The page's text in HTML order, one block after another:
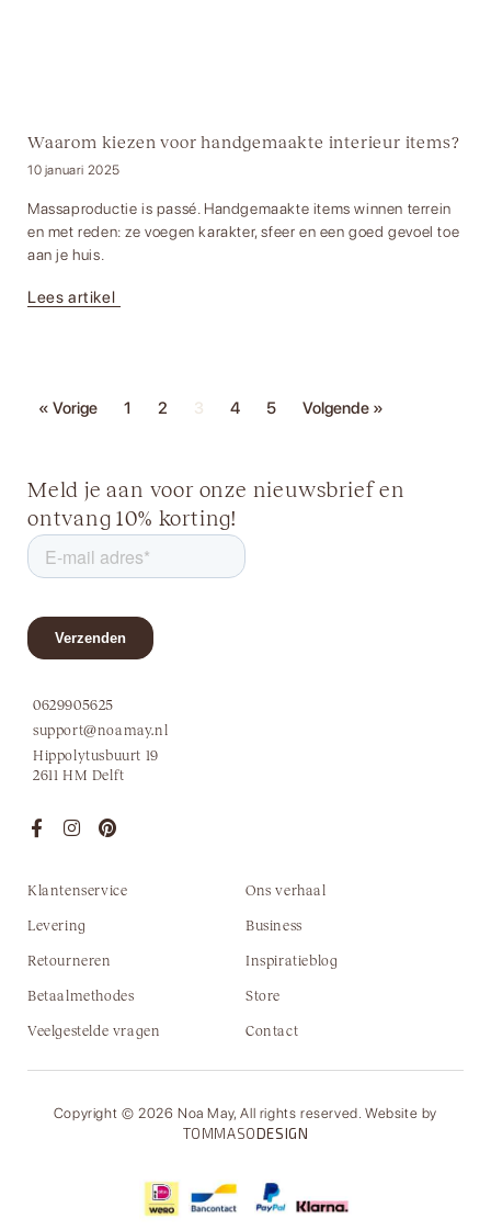
Waarom kiezen voor handgemaakte interieur items?
10 januari 2025
Massaproductie is passé. Handgemaakte items winnen terrein
en met reden: ze voegen karakter, sfeer en een goed gevoel toe
aan je huis.
Lees artikel
« Vorige 1 2 3 4 5 Volgende »
Meld je aan voor onze nieuwsbrief en
ontvang 10% korting!
0629905625
support@noamay.nl
Hippolytusbuurt 19
2611 HM Delft
Klantenservice
Levering
Retourneren
Betaalmethodes
Veelgestelde vragen
Ons verhaal
Business
Inspiratieblog
Store
Contact
Copyright © 2026 Noa May, All rights reserved. Website by
TOMMASODESIGN